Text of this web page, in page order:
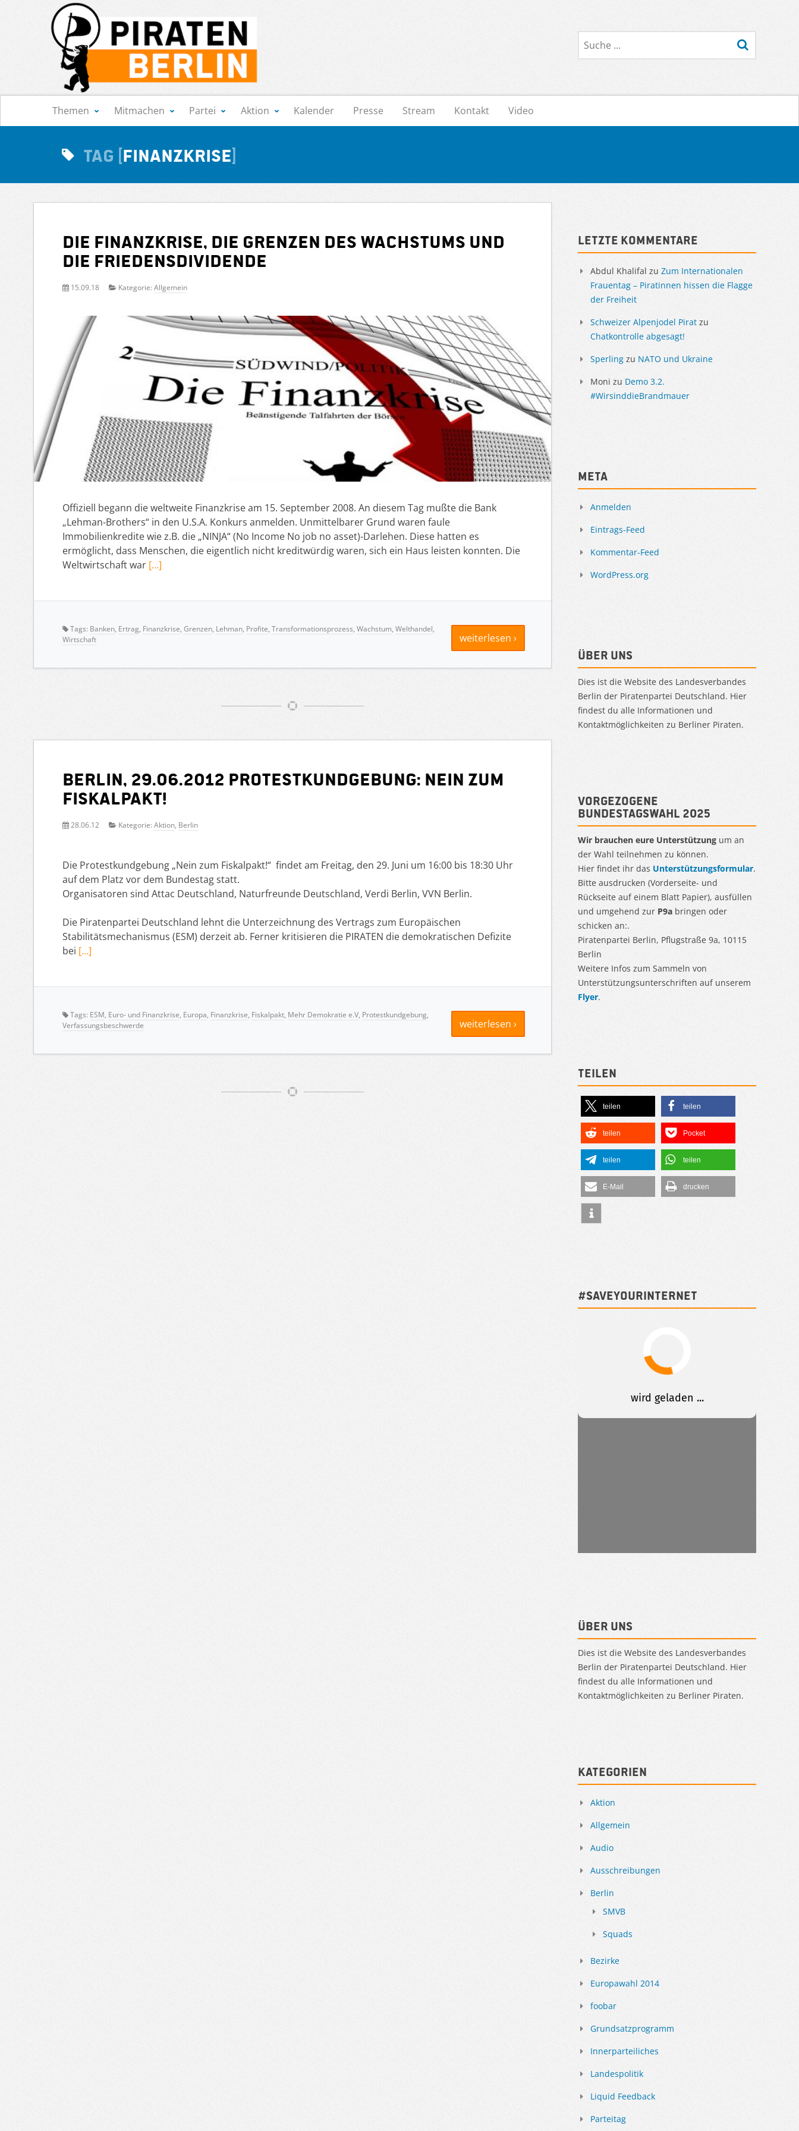
Suche
Navigation
Themen Mitmachen Partei Aktion Kalender Presse Stream Kontakt Video
Tag Finanzkrise
Die Finanzkrise, die Grenzen des Wachstums und
die Friedensdividende
15.09.18 Kategorie: Allgemein
Offiziell begann die weltweite Finanzkrise am 15. September 2008. An diesem Tag mußte die Bank
„Lehman-Brothers“ in den U.S.A. Konkurs anmelden. Unmittelbarer Grund waren faule
Immobilienkredite wie z.B. die „NINJA“ (No Income No job no asset)-Darlehen. Diese hatten es
ermöglicht, dass Menschen, die eigentlich nicht kreditwürdig waren, sich ein Haus leisten konnten. Die
Weltwirtschaft war […]
weiterlesen ›
Tags: Banken, Ertrag, Finanzkrise, Grenzen, Lehman, Profite, Transformationsprozess, Wachstum, Welthandel,
Wirtschaft
Berlin, 29.06.2012 Protestkundgebung: Nein zum
Fiskalpakt!
28.06.12 Kategorie: Aktion, Berlin
Die Protestkundgebung „Nein zum Fiskalpakt!“ findet am Freitag, den 29. Juni um 16:00 bis 18:30 Uhr
auf dem Platz vor dem Bundestag statt.
Organisatoren sind Attac Deutschland, Naturfreunde Deutschland, Verdi Berlin, VVN Berlin.
Die Piratenpartei Deutschland lehnt die Unterzeichnung des Vertrags zum Europäischen
Stabilitätsmechanismus (ESM) derzeit ab. Ferner kritisieren die PIRATEN die demokratischen Defizite
bei […]
weiterlesen ›
Tags: ESM, Euro- und Finanzkrise, Europa, Finanzkrise, Fiskalpakt, Mehr Demokratie e.V, Protestkundgebung,
Verfassungsbeschwerde
Letzte Kommentare
Abdul Khalifal zu Zum Internationalen
Frauentag – Piratinnen hissen die Flagge
der Freiheit
Schweizer Alpenjodel Pirat zu
Chatkontrolle abgesagt!
Sperling zu NATO und Ukraine
Moni zu Demo 3.2.
#WirsinddieBrandmauer
Meta
Anmelden
Eintrags-Feed
Kommentar-Feed
WordPress.org
Über uns
Dies ist die Website des Landesverbandes
Berlin der Piratenpartei Deutschland. Hier
findest du alle Informationen und
Kontaktmöglichkeiten zu Berliner Piraten.
Vorgezogene
Bundestagswahl 2025
Wir brauchen eure Unterstützung um an
der Wahl teilnehmen zu können.
Hier findet ihr das Unterstützungsformular.
Bitte ausdrucken (Vorderseite- und
Rückseite auf einem Blatt Papier), ausfüllen
und umgehend zur P9a bringen oder
schicken an:.
Piratenpartei Berlin, Pflugstraße 9a, 10115
Berlin
Weitere Infos zum Sammeln von
Unterstützungsunterschriften auf unserem
Flyer.
Teilen
teilen teilen
teilen Pocket
teilen teilen
E-Mail drucken
#SAVEYOURINTERNET
Über uns
Dies ist die Website des Landesverbandes
Berlin der Piratenpartei Deutschland. Hier
findest du alle Informationen und
Kontaktmöglichkeiten zu Berliner Piraten.
Kategorien
Aktion
Allgemein
Audio
Ausschreibungen
Berlin
SMVB
Squads
Bezirke
Europawahl 2014
foobar
Grundsatzprogramm
Innerparteiliches
Landespolitik
Liquid Feedback
Parteitag